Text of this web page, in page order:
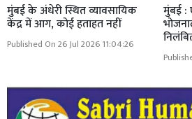
मुंबई के अंधेरी स्थित व्यावसायिक
केंद्र में आग, कोई हताहत नहीं
Published On 26 Jul 2026 11:04:26
मुंबई